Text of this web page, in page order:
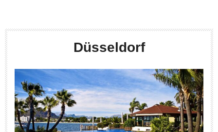
Düsseldorf